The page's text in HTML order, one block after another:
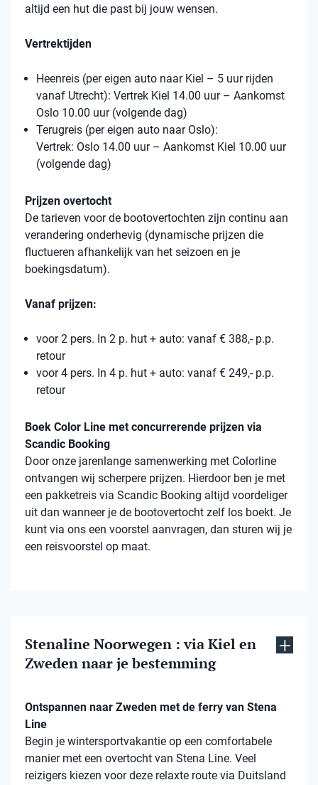
altijd een hut die past bij jouw wensen.
Vertrektijden
Heenreis (per eigen auto naar Kiel – 5 uur rijden
vanaf Utrecht): Vertrek Kiel 14.00 uur – Aankomst
Oslo 10.00 uur (volgende dag)
Terugreis (per eigen auto naar Oslo):
Vertrek: Oslo 14.00 uur – Aankomst Kiel 10.00 uur
(volgende dag)
Prijzen overtocht
De tarieven voor de bootovertochten zijn continu aan
verandering onderhevig (dynamische prijzen die
fluctueren afhankelijk van het seizoen en je
boekingsdatum).
Vanaf prijzen:
voor 2 pers. In 2 p. hut + auto: vanaf € 388,- p.p.
retour
voor 4 pers. In 4 p. hut + auto: vanaf € 249,- p.p.
retour
Boek Color Line met concurrerende prijzen via
Scandic Booking
Door onze jarenlange samenwerking met Colorline
ontvangen wij scherpere prijzen. Hierdoor ben je met
een pakketreis via Scandic Booking altijd voordeliger
uit dan wanneer je de bootovertocht zelf los boekt. Je
kunt via ons een voorstel aanvragen, dan sturen wij je
een reisvoorstel op maat.
Stenaline Noorwegen : via Kiel en
Zweden naar je bestemming
Ontspannen naar Zweden met de ferry van Stena
Line
Begin je wintersportvakantie op een comfortabele
manier met een overtocht van Stena Line. Veel
reizigers kiezen voor deze relaxte route via Duitsland